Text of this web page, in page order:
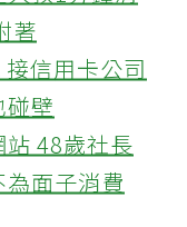
著
信用卡公司
壁
48歲社長
面子消費